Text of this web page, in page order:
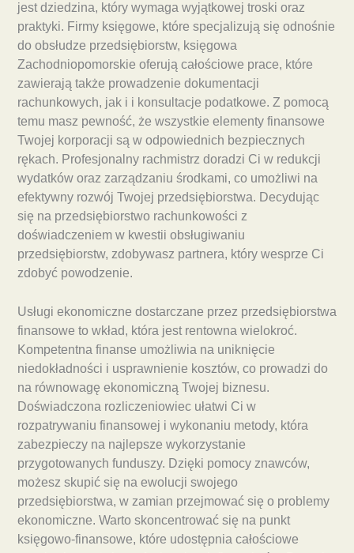
jest dziedzina, który wymaga wyjątkowej troski oraz
praktyki. Firmy księgowe, które specjalizują się odnośnie
do obsłudze przedsiębiorstw, księgowa
Zachodniopomorskie oferują całościowe prace, które
zawierają także prowadzenie dokumentacji
rachunkowych, jak i i konsultacje podatkowe. Z pomocą
temu masz pewność, że wszystkie elementy finansowe
Twojej korporacji są w odpowiednich bezpiecznych
rękach. Profesjonalny rachmistrz doradzi Ci w redukcji
wydatków oraz zarządzaniu środkami, co umożliwi na
efektywny rozwój Twojej przedsiębiorstwa. Decydując
się na przedsiębiorstwo rachunkowości z
doświadczeniem w kwestii obsługiwaniu
przedsiębiorstw, zdobywasz partnera, który wesprze Ci
zdobyć powodzenie.
Usługi ekonomiczne dostarczane przez przedsiębiorstwa
finansowe to wkład, która jest rentowna wielokroć.
Kompetentna finanse umożliwia na uniknięcie
niedokładności i usprawnienie kosztów, co prowadzi do
na równowagę ekonomiczną Twojej biznesu.
Doświadczona rozliczeniowiec ułatwi Ci w
rozpatrywaniu finansowej i wykonaniu metody, która
zabezpieczy na najlepsze wykorzystanie
przygotowanych funduszy. Dzięki pomocy znawców,
możesz skupić się na ewolucji swojego
przedsiębiorstwa, w zamian przejmować się o problemy
ekonomiczne. Warto skoncentrować się na punkt
księgowo-finansowe, które udostępnia całościowe